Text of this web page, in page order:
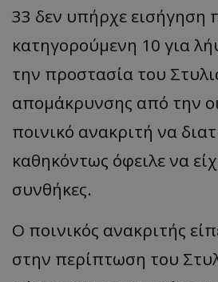
33 δεν υπήρχε εισήγηση
κατηγορούμενη 10 για
την προστασία του
απομάκρυνσης από την
ποινικό ανακριτή να
καθηκόντως όφειλε να
συνθήκες.
Ο ποινικός ανακριτής
στην περίπτωση του